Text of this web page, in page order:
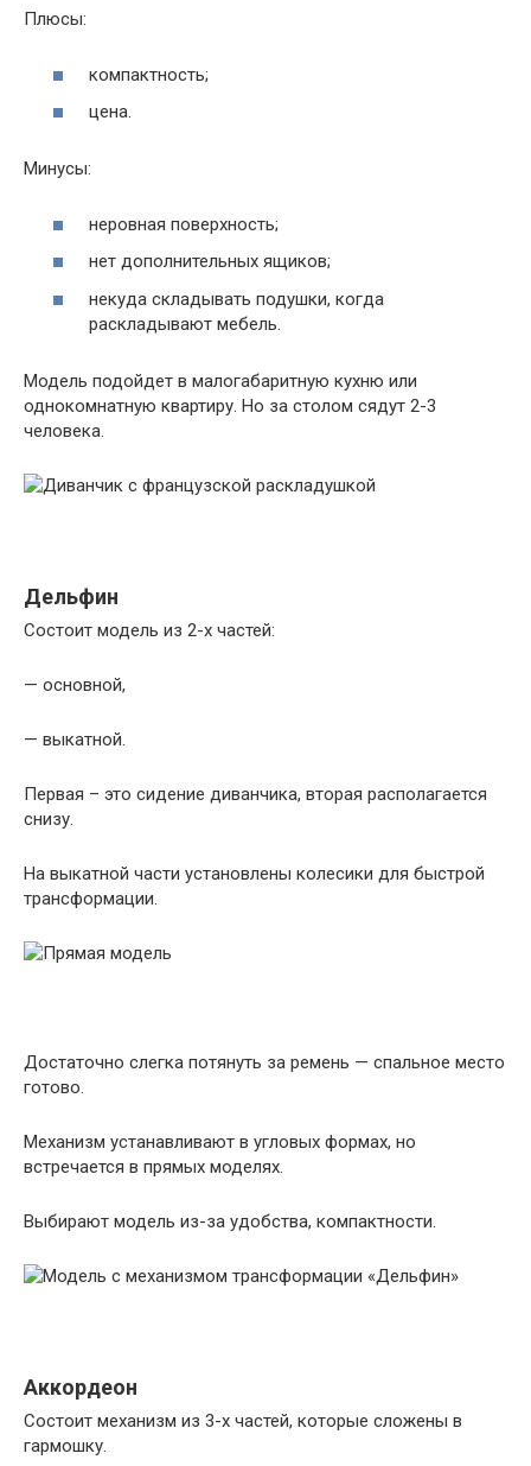
Плюсы:
компактность;
цена.
Минусы:
неровная поверхность;
нет дополнительных ящиков;
некуда складывать подушки, когда
раскладывают мебель.
Модель подойдет в малогабаритную кухню или
однокомнатную квартиру. Но за столом сядут 2-3
человека.
Дельфин
Состоит модель из 2-х частей:
— основной,
— выкатной.
Первая – это сидение диванчика, вторая располагается
снизу.
На выкатной части установлены колесики для быстрой
трансформации.
Достаточно слегка потянуть за ремень — спальное место
готово.
Механизм устанавливают в угловых формах, но
встречается в прямых моделях.
Выбирают модель из-за удобства, компактности.
Аккордеон
Состоит механизм из 3-х частей, которые сложены в
гармошку.